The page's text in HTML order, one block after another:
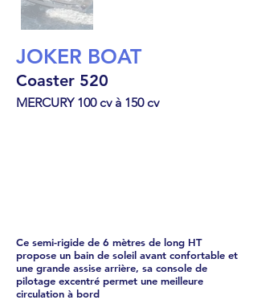
JOKER BOAT
Coaster 520
MERCURY 100 cv à 150 cv
Ce semi-rigide de 6 mètres de long HT
propose un bain de soleil avant confortable et
une grande assise arrière, sa console de
pilotage excentré permet une meilleure
circulation à bord